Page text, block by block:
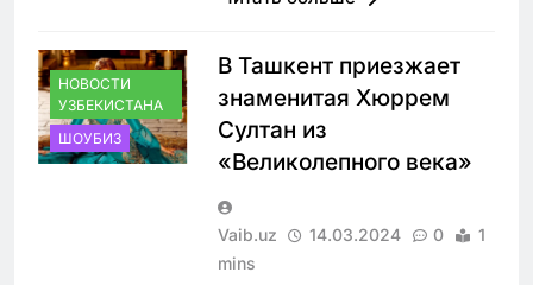
НОВОСТИ
УЗБЕКИСТАНА
ШОУБИЗ
В Ташкент приезжает
знаменитая Хюррем
Султан из
«Великолепного века»
Vaib.uz 14.03.2024 0
1
mins